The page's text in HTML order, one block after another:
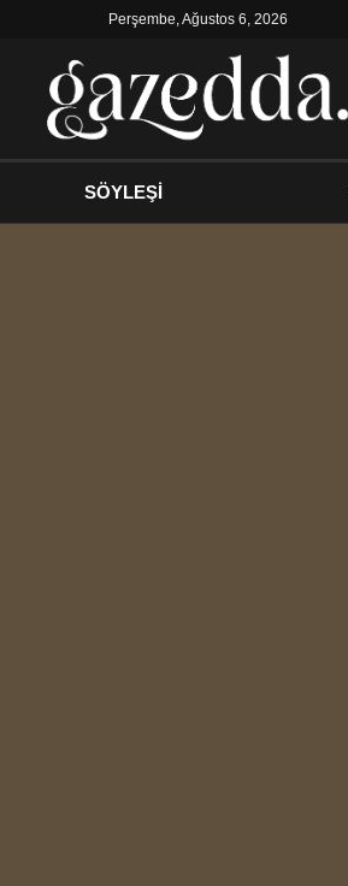
Perşembe, Ağustos 6, 2026
SÖYLEŞİ